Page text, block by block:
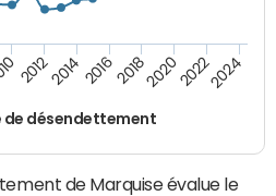
de désendettement
2012201420162018202020222024
de Marquise évalue le